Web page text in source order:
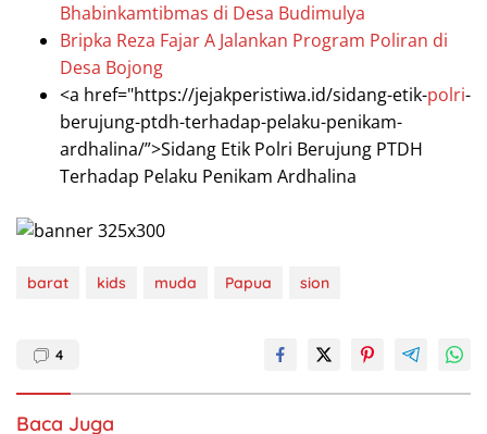
Bhabinkamtibmas di Desa Budimulya
Bripka Reza Fajar A Jalankan Program Poliran di
Desa Bojong
<a href="https://jejakperistiwa.id/sidang-etik-polri-
berujung-ptdh-terhadap-pelaku-penikam-
ardhalina/”>Sidang Etik Polri Berujung PTDH
Terhadap Pelaku Penikam Ardhalina
barat kids muda Papua sion
4
Baca Juga